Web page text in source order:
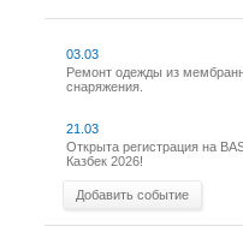
03.03
Ремонт одежды из
снаряжения.
21.03
Открыта регистрация на
Казбек 2026!
Добавить событие